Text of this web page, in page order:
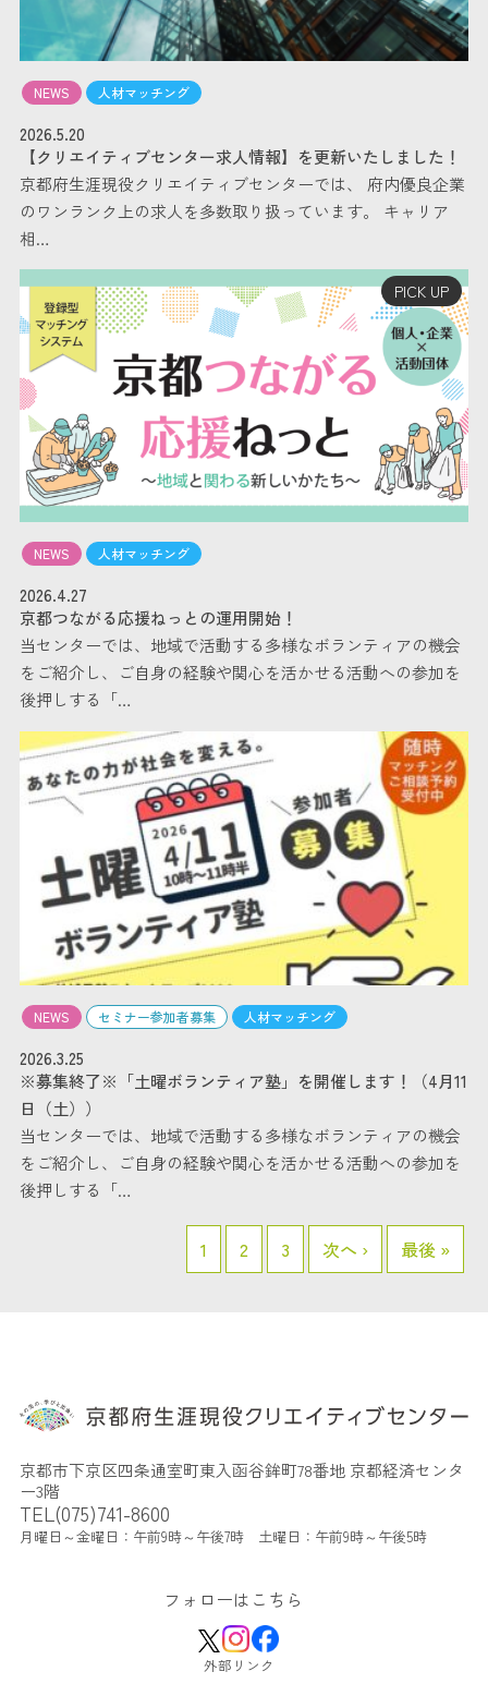
NEWS 人材マッチング
2026.5.20
【クリエイティブセンター求人情報】を更新いたしました！
京都府生涯現役クリエイティブセンターでは、 府内優良企業
のワンランク上の求人を多数取り扱っています。 キャリア
相…
PICK UP
NEWS 人材マッチング
2026.4.27
京都つながる応援ねっとの運用開始！
当センターでは、地域で活動する多様なボランティアの機会
をご紹介し、ご自身の経験や関心を活かせる活動への参加を
後押しする「…
NEWS セミナー参加者募集 人材マッチング
2026.3.25
※募集終了※「土曜ボランティア塾」を開催します！（4月11
日（土））
当センターでは、地域で活動する多様なボランティアの機会
をご紹介し、ご自身の経験や関心を活かせる活動への参加を
後押しする「…
1 2 3 次へ › 最後 »
京都市下京区四条通室町東入函谷鉾町78番地 京都経済センタ
ー3階
TEL(075)741-8600
月曜日～金曜日：午前9時～午後7時 土曜日：午前9時～午後5時
フォローはこちら
外部リンク